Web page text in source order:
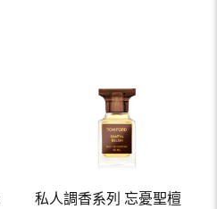
私人調香系列 忘憂聖檀